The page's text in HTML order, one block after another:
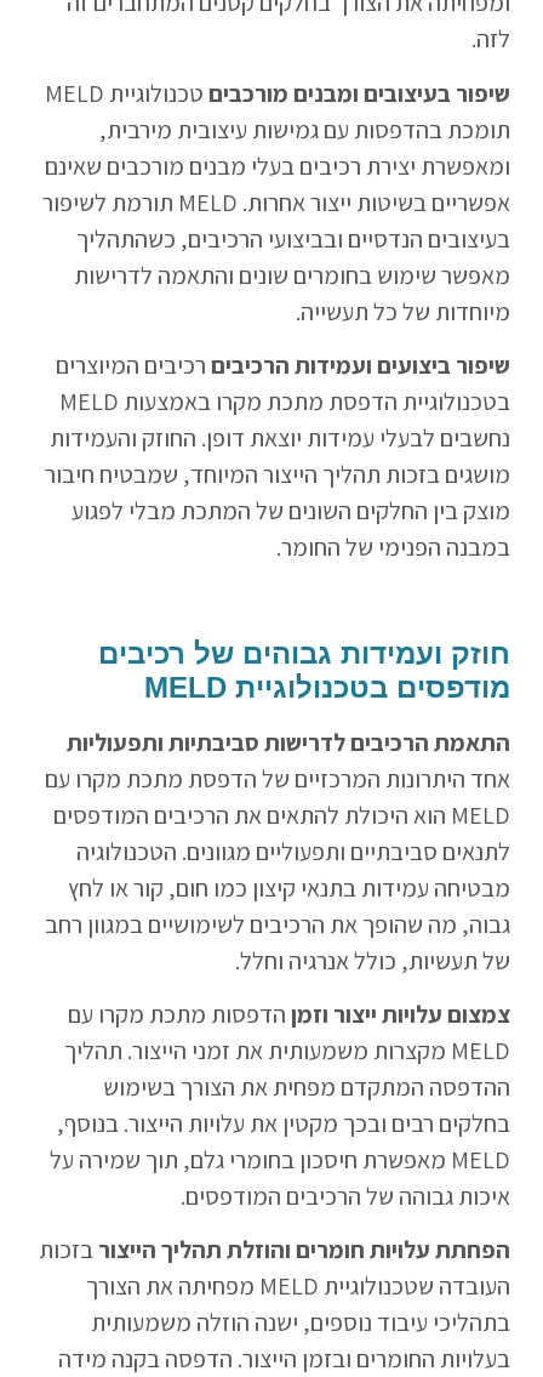
לזה.
שיפור בעיצובים ומבנים מורכבים
טכנולוגיית MELD
תומכת בהדפסות עם גמישות עיצובית מירבית,
ומאפשרת יצירת רכיבים בעלי מבנים מורכבים שאינם
אפשריים בשיטות ייצור אחרות. MELD תורמת לשיפור
בעיצובים הנדסיים ובביצועי הרכיבים, כשהתהליך
מאפשר שימוש בחומרים שונים והתאמה לדרישות
מיוחדות של כל תעשייה.
שיפור ביצועים ועמידות הרכיבים רכיבים המיוצרים
בטכנולוגיית הדפסת מתכת מקרו באמצעות MELD
נחשבים לבעלי עמידות יוצאת דופן. החוזק והעמידות
מושגים בזכות תהליך הייצור המיוחד, שמבטיח חיבור
מוצק בין החלקים השונים של המתכת מבלי לפגוע
במבנה הפנימי של החומר.
חוזק ועמידות גבוהים של רכיבים
מודפסים בטכנולוגיית MELD
התאמת הרכיבים לדרישות סביבתיות ותפעוליות
אחד היתרונות המרכזיים של הדפסת מתכת מקרו עם
MELD הוא היכולת להתאים את הרכיבים המודפסים
לתנאים סביבתיים ותפעוליים מגוונים. הטכנולוגיה
מבטיחה עמידות בתנאי קיצון כמו חום, קור או לחץ
גבוה, מה שהופך את הרכיבים לשימושיים במגוון רחב
של תעשיות, כולל אנרגיה וחלל.
צמצום עלויות ייצור וזמןהדפסות מתכת מקרו עם
MELD מקצרות משמעותית את זמני הייצור. תהליך
ההדפסה המתקדם מפחית את הצורך בשימוש
בחלקים רבים ובכך מקטין את עלויות הייצור. בנוסף,
MELD מאפשרת חיסכון בחומרי גלם, תוך שמירה על
איכות גבוהה של הרכיבים המודפסים.
הפחתת עלויות חומרים והוזלת תהליך הייצורבזכות
העובדה שטכנולוגיית MELD מפחיתה את הצורך
בתהליכי עיבוד נוספים, ישנה הוזלה משמעותית
בעלויות החומרים ובזמן הייצור. הדפסה בקנה מידה